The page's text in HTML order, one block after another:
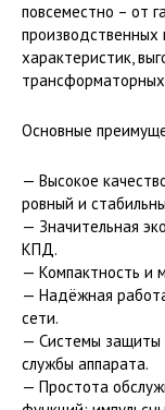
повсеместно – от
производственных
характеристик,
Основные
— Высокое
ровный и
— Значительная
КПД.
— Компактность и
— Надёжная
сети.
— Системы защиты
службы аппарата.
— Простота